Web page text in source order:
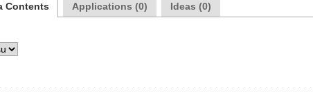
Contents Applications (0) Ideas (0)